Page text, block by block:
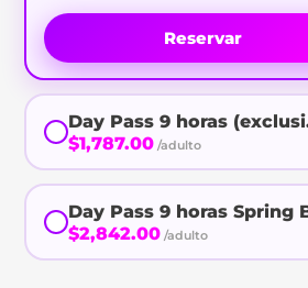
Reservar
Day Pass 9 horas
$1,787.00 /adulto
Day Pass 9 horas Spring
$2,842.00 /adulto